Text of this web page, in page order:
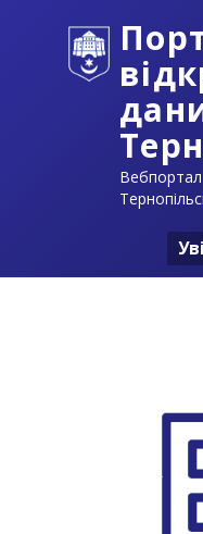
Вебпортал